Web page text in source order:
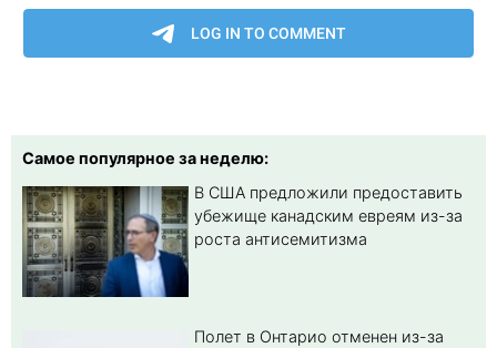
Самое популярное за неделю:
В США предложили предоставить
убежище канадским евреям из-за
роста антисемитизма
Полет в Онтарио отменен из-за